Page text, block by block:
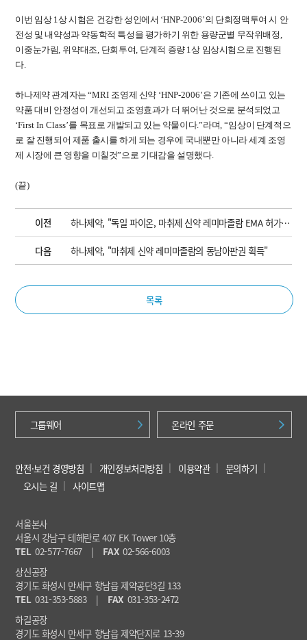
이번 임상 1상 시험은 건강한 성인에서 ‘HNP-2006’의 단회정맥투여 시 안
전성 및 내약성과 약동학적 특성을 평가하기 위한 용량군별 무작위배정
이중눈가림 위약대조 단회투여 단계적 증량 1상 임상시험으로 진행된
다
하나제약 관계자는“MRI 조영제 신약 ‘HNP-2006’은 기존에 쓰이고 있는
약품 대비 안정성이 개선되고 조영효과가 더 뛰어난 것으로 분석되었고
‘First In Class’를 목표로 개발되고 있는 약물이다.”라며 , “임상이 단계적으
로 잘 진행되어 제품 출시를 하게 되는 경우에 국내뿐만 아니라 세계 조영
제 시장에 큰 영향을 미칠것” 으로 기대감을 설명했다.
(끝)
이전 하나제약, "독일 파이온, 마취제 신약 레미마졸람 EMA 허가 신청"
다음 하나제약, "마취제 신약 레미마졸람의 동남아판권 획득"
목록
그룹웨어 온라인 주문
안전·보건 경영방침 개인정보처리방침 이용약관
문의하기
오시는 길
사이트맵
서울본사
서울시 강남구 테헤란로 407 EK Tower 10층
TEL 02-577-7667 | FAX 02-566-6003
상신공장
경기도 화성시 만세구 향남읍 제약공단3길 133
TEL 031-353-5883 | FAX 031-353-2472
하길공장
경기도 화성시 만세구 향남읍 제약단지로 13-39